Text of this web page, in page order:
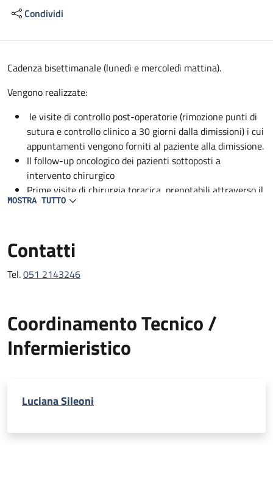
Condividi
Descrizione
Cadenza bisettimanale (lunedì e mercoledì mattina).
Vengono realizzate:
le visite di controllo post-operatorie (rimozione punti di
sutura e controllo clinico a 30 giorni dalla dimissioni) i cui
appuntamenti vengono forniti al paziente alla dimissione.
Il follow-up oncologico dei pazienti sottoposti a
intervento chirurgico
Prime visite di chirurgia toracica, prenotabili attraverso il
CUP.
MOSTRA TUTTO
Contatti
Tel.051 2143246
Coordinamento Tecnico /
Infermieristico
Luciana Sileoni